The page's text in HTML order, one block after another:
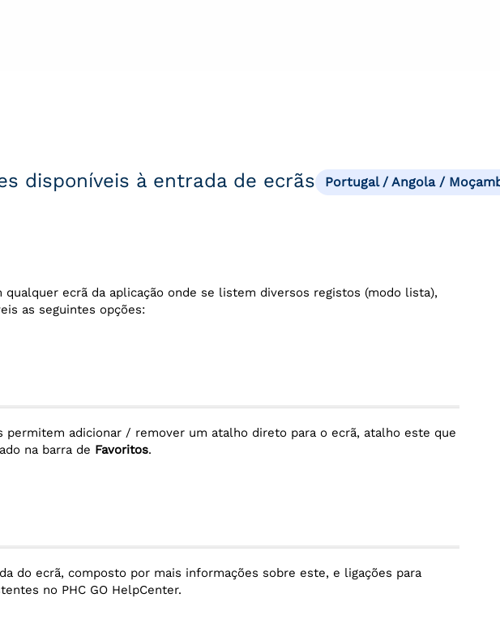
disponíveis à entrada de ecrãs Portugal / Angola /
qualquer ecrã da aplicação onde se listem diversos registos (modo lista),
as seguintes opções:
permitem adicionar / remover um atalho direto para o ecrã, atalho este que
na barra de Favoritos.
do ecrã, composto por mais informações sobre este, e ligações para
no PHC GO HelpCenter.